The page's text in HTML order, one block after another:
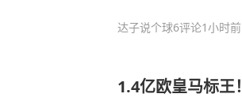
达子说个球6评论1小时前
1.4亿欧皇马标王